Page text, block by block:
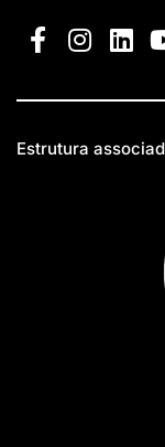
Estrutura